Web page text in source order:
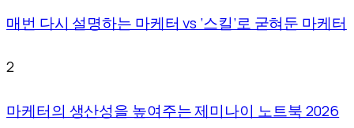
매번 다시 설명하는 마케터 vs ‘스킬’로 굳혀둔 마케터
2
마케터의 생산성을 높여주는 제미나이 노트북 2026